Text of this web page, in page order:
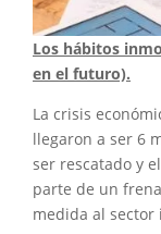
Los hábitos
en el futuro).
La crisis
llegaron a ser 6
ser rescatado y
parte de un
medida al